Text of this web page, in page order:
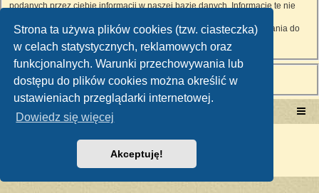
Strona ta używa plików cookies (tzw. ciasteczka)
w celach statystycznych, reklamowych oraz
funkcjonalnych. Warunki przechowywania lub
dostępu do plików cookies można określić w
ustawieniach przeglądarki internetowej.
Dowiedz się więcej
Akceptuję!
podanych przez ciebie informacji w naszej bazie danych. Informacje te nie
RetroTRAKTOR”, ani phpBB nie ponosi odpowiedzialności za włamania do
witryny, podczas których może dojść do kradzieży danych.
Portal RetroTRAKTOR.pl
Polski pakiet językowy dostarcza